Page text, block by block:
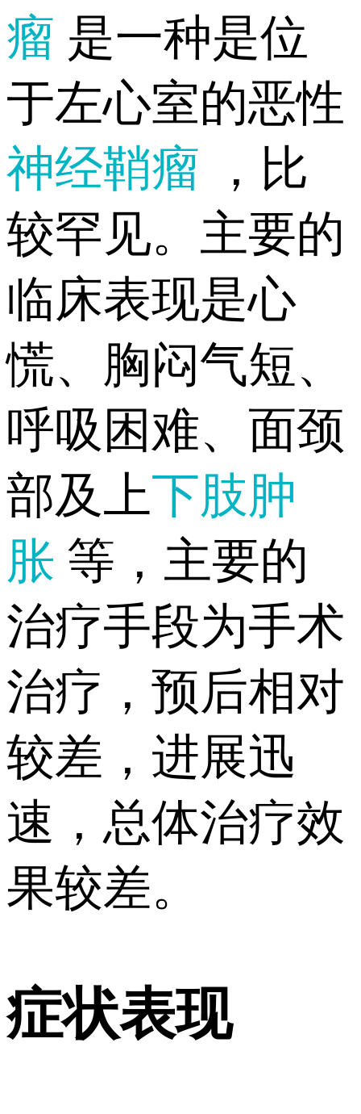
瘤 是一种是位
于左心室的恶性
神经鞘瘤
，比
较罕见。主要的
临床表现是心
慌、胸闷气短、
呼吸困难、面颈
部及上下肢肿
胀 等，主要的
治疗手段为手术
治疗，预后相对
较差，进展迅
速，总体治疗效
果较差。
症状表现